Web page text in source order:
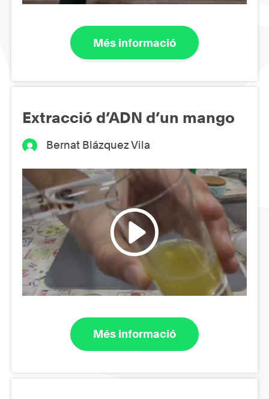
Més informació
Extracció d’ADN d’un mango
Bernat Blázquez Vila
Més informació